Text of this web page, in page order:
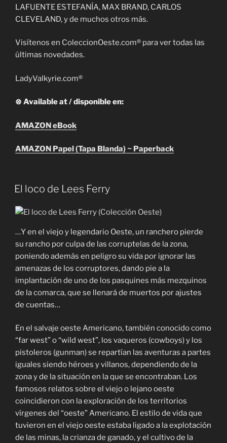
LAFUENTE ESTEFANÍA, MAX BRAND, CARLOS
CLEVELAND, y de muchos otros más.
Visítenos en ColeccionOeste.com® para ver todas las
últimas novedades.
LadyValkyrie.com®
⊗ Available at / disponible en:
AMAZON eBook
AMAZON Papel (Tapa Blanda) ~ Paperback
El loco de Lees Ferry
…Y en el viejo y legendario Oeste, un ranchero pierde
su rancho por culpa de las corruptelas de la zona,
poniendo además en peligro su vida por ignorar las
amenazas de los corruptores, dando pie a la
implantación de uno de los pasquines más mezquinos
de la comarca, que se llenará de muertos por ajustes
de cuentas…
En el salvaje oeste Americano, también conocido como
“far west” o “wild west”, los vaqueros (cowboys) y los
pistoleros (gunman) se repartían las aventuras a partes
iguales siendo héroes y villanos, dependiendo de la
zona y de la situación en la que se encontraban. Los
famosos relatos sobre el viejo o lejano oeste
coincidieron con la exploración de los territorios
vírgenes del “oeste” Americano. El estilo de vida que
tuvieron en el viejo oeste estaba ligado a la explotación
de las minas, la crianza de ganado, y el cultivo de la